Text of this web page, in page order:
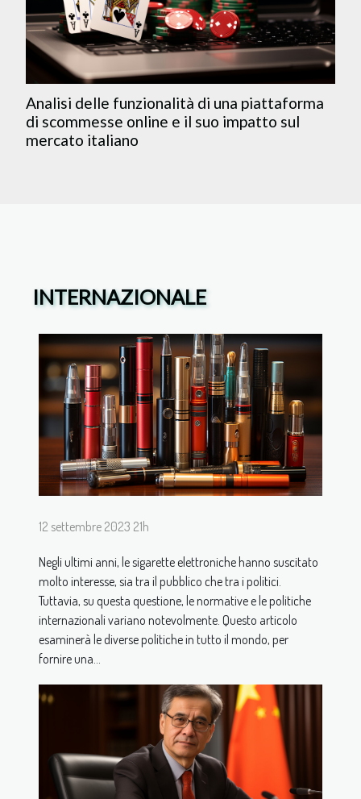
Analisi delle funzionalità di una piattaforma
di scommesse online e il suo impatto sul
mercato italiano
INTERNAZIONALE
12 settembre 2023 21h
Negli ultimi anni, le sigarette elettroniche hanno suscitato
molto interesse, sia tra il pubblico che tra i politici.
Tuttavia, su questa questione, le normative e le politiche
internazionali variano notevolmente. Questo articolo
esaminerà le diverse politiche in tutto il mondo, per
fornire una...